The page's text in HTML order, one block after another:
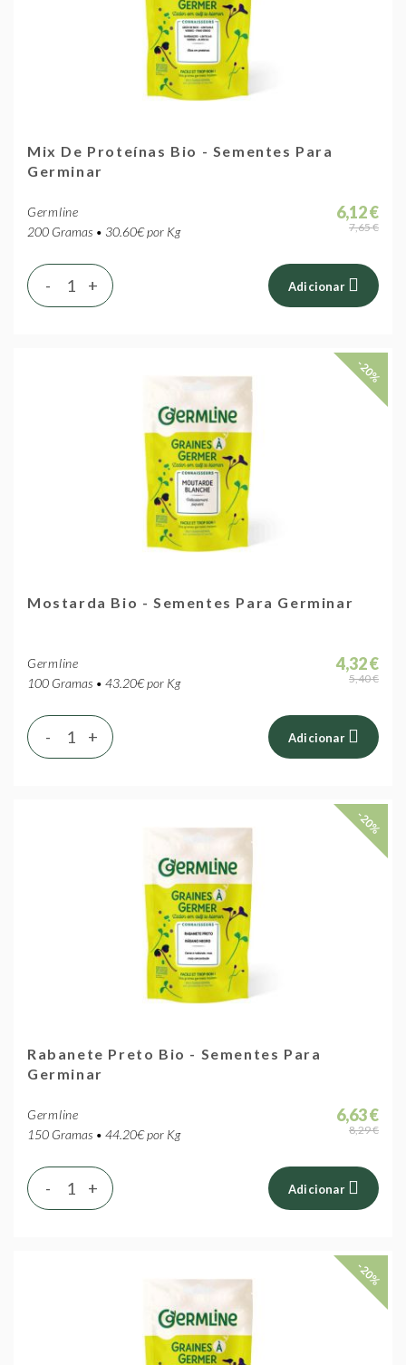
Mix De Proteínas Bio - Sementes Para
Germinar
Germline
200 Gramas • 30.60€ por Kg
6,12 €
7,65 €
+
- Adicionar
-20%
Mostarda Bio - Sementes Para Germinar
Germline
100 Gramas • 43.20€ por Kg
4,32 €
5,40 €
+
- Adicionar
-20%
Rabanete Preto Bio - Sementes Para
Germinar
Germline
150 Gramas • 44.20€ por Kg
6,63 €
8,29 €
+
- Adicionar
-20%